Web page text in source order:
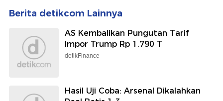
Berita detikcom Lainnya
AS Kembalikan Pungutan Tarif
Impor Trump Rp 1.790 T
detikFinance
Hasil Uji Coba: Arsenal Dikalahkan